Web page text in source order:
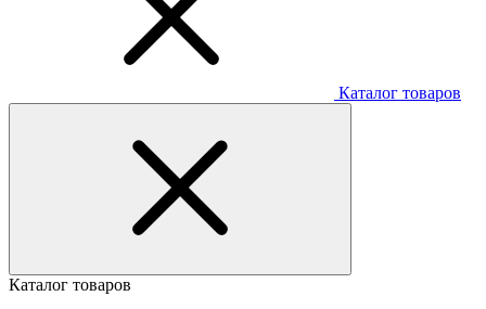
Каталог товаров
Каталог товаров